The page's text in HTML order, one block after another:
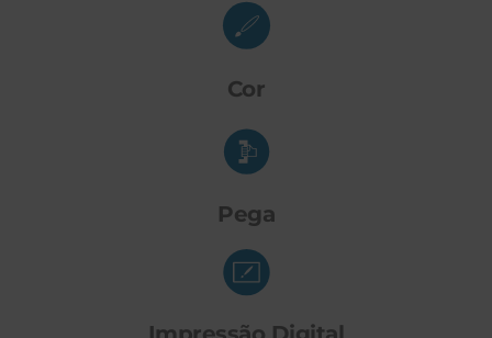
Cor
Pega